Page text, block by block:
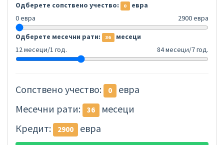
Одберете сопствено учество: 0 евра
0 евра
2900 евра
Одберете месечни рати: 36 месеци
12 месеци/1 год.
84 месеци/7 год.
Сопствено учество: 0
евра
Месечни рати:
36
месеци
Кредит:
2900 евра